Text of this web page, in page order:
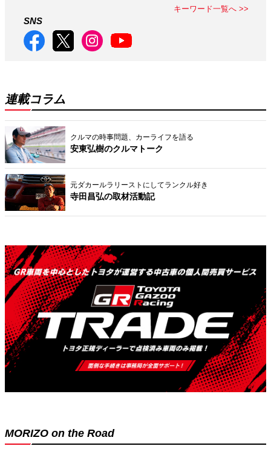
キーワード一覧へ >>
SNS
連載コラム
クルマの時事問題、カーライフを語る
安東弘樹のクルマトーク
元ダカールラリーストにしてランクル好き
寺田昌弘の取材活動記
MORIZO on the Road